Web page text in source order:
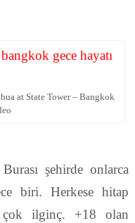
at State Tower – Bangkok
şehirde onlarca
biri. Herkese hitap
çok ilginç. +18 olan